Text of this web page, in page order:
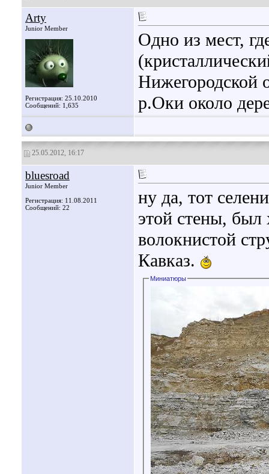
Arty
Junior Member
Регистрация: 25.10.2010
Сообщений: 1,635
Одно из мест,
Нижегородской
р.Оки около
25.05.2012, 16:17
bluesroad
Junior Member
Регистрация: 11.08.2011
Сообщений: 22
ну да, тот
этой стены, был
волокнистой
Кавказ.
Миниатюры